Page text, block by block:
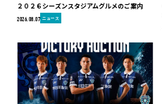
２０２６シーズンスタジアムグルメのご案内
2026.08.07 ニュース